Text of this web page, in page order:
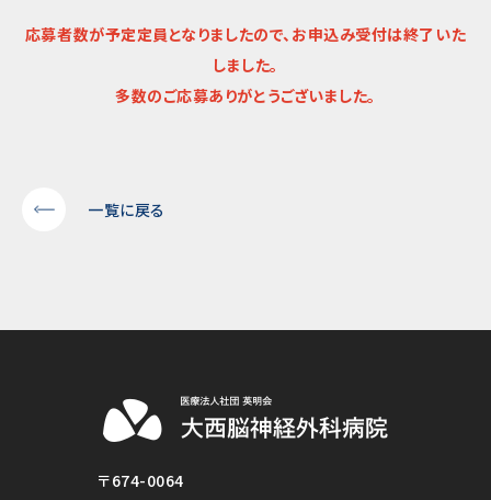
応募者数が予定定員となりましたので、お申込み受付は終了いた
しました。
多数のご応募ありがとうございました。
一覧に戻る
〒674-0064